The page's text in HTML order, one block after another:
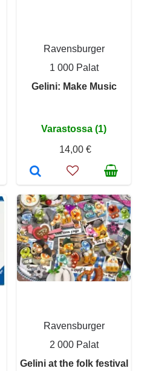
Ravensburger
1 000 Palat
Gelini: Make Music
Varastossa (1)
14,00 €
Ravensburger
2 000 Palat
Gelini at the folk festival